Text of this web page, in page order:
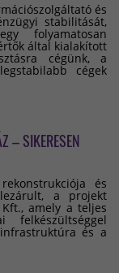
és
stabilitását,
folyamatosan
által kialakított
cégünk, a
cégek
– SIKERESEN
és
a projekt
amely a teljes
felkészültséggel
és a